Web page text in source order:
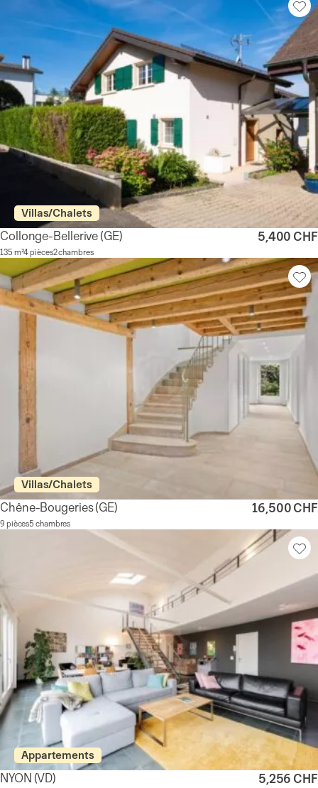
Villas/Chalets
Collonge-Bellerive(GE)
135 m²4 pièces2 chambres
5,400 CHF
Villas/Chalets
Chêne-Bougeries(GE)
9 pièces5 chambres
16,500 CHF
Appartements
NYON (VD) 5,256 CHF